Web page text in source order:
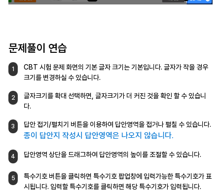
문제풀이 연습
1 CBT 시험 문제 화면의 기본 글자 크기는 기본입니다. 글자가 작을 경우
크기를 변경하실 수 있습니다.
2 글자크기를 확대 선택하면, 글자크기가 더 커진 것을 확인 할 수 있습니
다.
3 답안 접기/펼치기 버튼을 이용하여 답안영역을 접거나 펼칠 수 있습니다.
종이 답안지 작성시 답안영역은 나오지 않습니다.
4 답안영역 상단을 드래그하여 답안영역의 높이를 조절할 수 있습니다.
5 특수기호 버튼을 클릭하면 특수기호 팝업창에입력가능한 특수기호가 표
시됩니다.입력할 특수기호를 클릭하면 해당 특수기호가입력됩니다.